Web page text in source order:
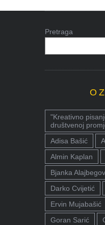
Pretraga
"Kreativno
društvenoj
Adisa Bašić
Almin Kaplan
Bjanka
Darko Cvijetić
Ervin Mujabašić
Goran Sarić